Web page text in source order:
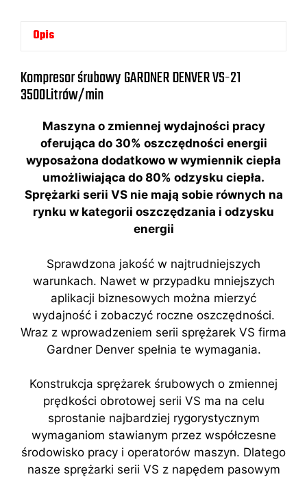
Opis
Kompresor śrubowy GARDNER DENVER VS-21
3500Litrów/min
Maszyna o zmiennej wydajności pracy
oferująca do 30% oszczędności energii
wyposażona dodatkowo w wymiennik ciepła
umożliwiająca do 80% odzysku ciepła.
Sprężarki serii VS nie mają sobie równych na
rynku w kategorii oszczędzania i odzysku
energii
Sprawdzona jakość w najtrudniejszych
warunkach. Nawet w przypadku mniejszych
aplikacji biznesowych można mierzyć
wydajność i zobaczyć roczne oszczędności.
Wraz z wprowadzeniem serii sprężarek VS firma
Gardner Denver spełnia te wymagania.
Konstrukcja sprężarek śrubowych o zmiennej
prędkości obrotowej serii VS ma na celu
sprostanie najbardziej rygorystycznym
wymaganiom stawianym przez współczesne
środowisko pracy i operatorów maszyn. Dlatego
nasze sprężarki serii VS z napędem pasowym